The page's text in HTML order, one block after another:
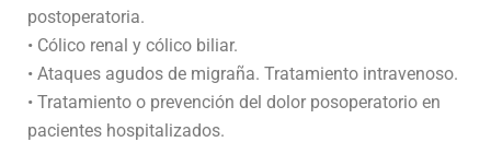
postoperatoria.
• Cólico renal y cólico biliar.
• Ataques agudos de migraña. Tratamiento intravenoso.
• Tratamiento o prevención del dolor posoperatorio en
pacientes hospitalizados.